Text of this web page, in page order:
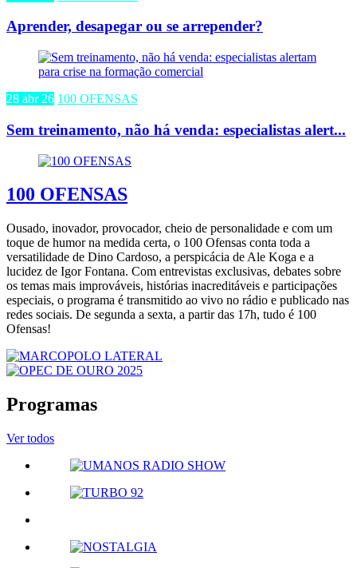
Aprender, desapegar ou se arrepender?
28 abr 26 100 OFENSAS
Sem treinamento, não há venda: especialistas alert...
100 OFENSAS
Ousado, inovador, provocador, cheio de personalidade e com um
toque de humor na medida certa, o 100 Ofensas conta toda a
versatilidade de Dino Cardoso, a perspicácia de Ale Koga e a
lucidez de Igor Fontana. Com entrevistas exclusivas, debates sobre
os temas mais improváveis, histórias inacreditáveis e participações
especiais, o programa é transmitido ao vivo no rádio e publicado nas
redes sociais. De segunda a sexta, a partir das 17h, tudo é 100
Ofensas!
Programas
Ver todos